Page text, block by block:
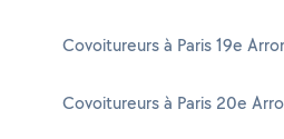
Covoitureurs à Paris 19e
Covoitureurs à Paris 20e